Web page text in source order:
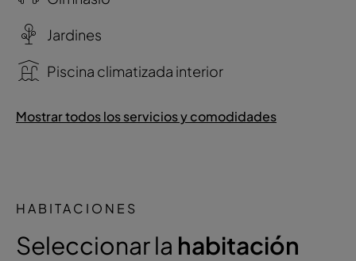
Jardines
Piscina climatizada interior
Mostrar todos los servicios y comodidades
HABITACIONES
Seleccionar la habitación